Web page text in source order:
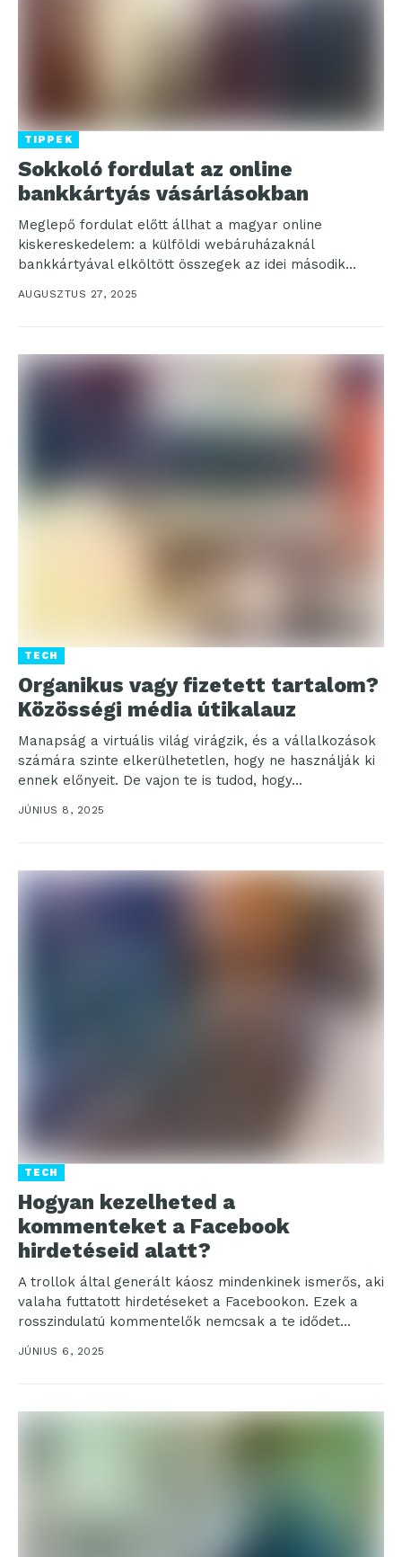
TIPPEK
Sokkoló fordulat az online
bankkártyás vásárlásokban
Meglepő fordulat előtt állhat a magyar online
kiskereskedelem: a külföldi webáruházaknál
bankkártyával elköltött összegek az idei második
webshopok...
AUGUSZTUS 27, 2025
TECH
Organikus vagy fizetett tartalom?
Közösségi média útikalauz
Manapság a virtuális világ virágzik, és a vállalkozások
számára szinte elkerülhetetlen, hogy ne használják ki
ennek előnyeit. De vajon te is tudod, hogy...
JÚNIUS 8, 2025
TECH
Hogyan kezelheted a
kommenteket a Facebook
hirdetéseid alatt?
A trollok által generált káosz mindenkinek ismerős, aki
valaha futtatott hirdetéseket a Facebookon. Ezek a
rosszindulatú kommentelők nemcsak a te idődet
JÚNIUS 6, 2025